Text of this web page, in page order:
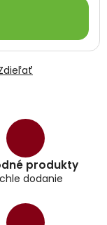
produkty
dodanie